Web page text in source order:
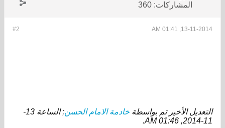
المشاركات: 360
#2 13-11-2014, 01:41 AM
التعديل الأخير تم بواسطة خادمة الامام الحسن; الساعة
13-
11-2014, 01:46 AM
.